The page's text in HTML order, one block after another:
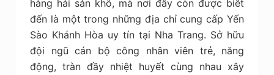
hàng hải sản khô, mà nơi đây còn được biết
đến là một trong những địa chỉ cung cấp Yến
Sào Khánh Hòa uy tín tại Nha Trang. Sở hữu
đội ngũ cán bộ công nhân viên trẻ, năng
động, tràn đầy nhiệt huyết cùng nhau xây